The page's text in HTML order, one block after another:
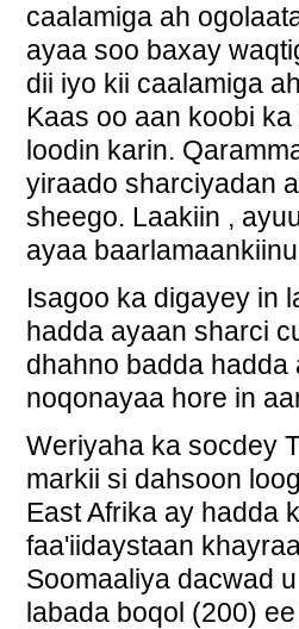
caalamiga ah
ayaa soo baxay
dii iyo kii caalamiga
Kaas oo aan koobi
loodin karin.
yiraado sharciyadan
sheego. Laakiin ,
ayaa
Isagoo ka digayey in
hadda ayaan sharci
dhahno badda
noqonayaa hore in
Weriyaha ka socdey
markii si dahsoon
East Afrika ay hadda
faa'iidaystaan
Soomaaliya dacwad
labada boqol (200)